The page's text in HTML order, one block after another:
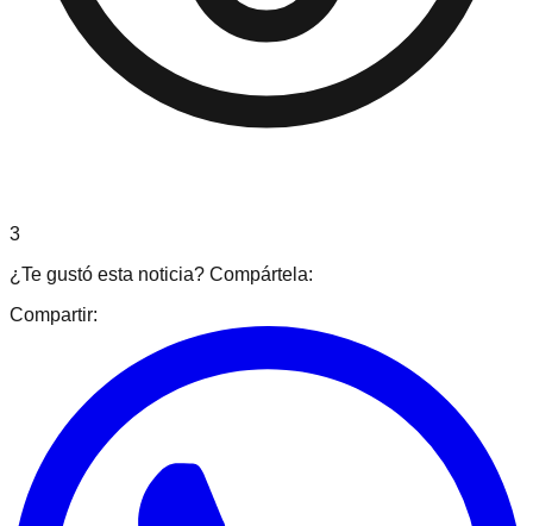
3
¿Te gustó esta noticia? Compártela:
Compartir: